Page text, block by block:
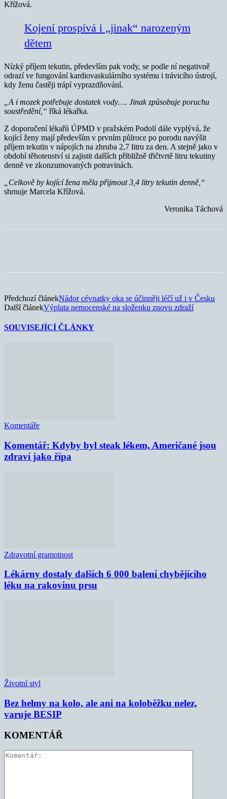
Křížová.
Kojení prospívá i „jinak“ narozeným
dětem
Nízký příjem tekutin, především pak vody, se podle ní negativně
odrazí ve fungování kardiovaskulárního systému i trávicího ústrojí,
kdy ženu častěji trápí vyprazdňování.
„A i mozek potřebuje dostatek vody…. Jinak způsobuje poruchu
soustředění,“ říká lékařka.
Z doporučení lékařů ÚPMD v pražském Podolí dále vyplývá, že
kojící ženy mají především v prvním půlroce po porodu navýšit
příjem tekutin v nápojích na zhruba 2,7 litru za den. A stejně jako v
období těhotenství si zajistit dalších přibližně třičtvrtě litru tekutiny
denně ve zkonzumovaných potravinách.
„Celkově by kojící žena měla přijmout 3,4 litry tekutin denně,“
shrnuje Marcela Křížová.
Veronika Táchová
Předchozí článekNádor cévnatky oka se účinněji léčí už i v Česku
Další článekVýplata nemocenské na složenku znovu zdraží
SOUVISEJÍCÍ ČLÁNKY
Komentáře
Komentář: Kdyby byl steak lékem, Američané jsou
zdraví jako řípa
Zdravotní gramotnost
Lékárny dostaly dalších 6 000 balení chybějícího
léku na rakovinu prsu
Životní styl
Bez helmy na kolo, ale ani na koloběžku nelez,
varuje BESIP
KOMENTÁŘ